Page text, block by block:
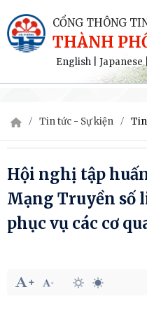
CỔNG THÔNG
THÀNH
English Japanese
Tin tức - Sự kiện
Hội nghị tập
Mạng Truyền số
phục vụ các cơ